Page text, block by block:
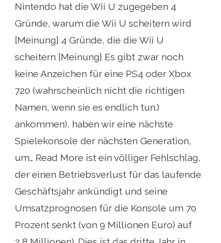
Nintendo hat die Wii U zugegeben 4
Gründe, warum die Wii U scheitern wird
[Meinung] 4 Gründe, die die Wii U
scheitern [Meinung] Es gibt zwar noch
keine Anzeichen für eine PS4 oder Xbox
720 (wahrscheinlich nicht die richtigen
Namen, wenn sie es endlich tun.)
ankommen), haben wir eine nächste
Spielekonsole der nächsten Generation,
um… Read More ist ein völliger Fehlschlag,
der einen Betriebsverlust für das laufende
Geschäftsjahr ankündigt und seine
Umsatzprognosen für die Konsole um 70
Prozent senkt (von 9 Millionen Euro) auf